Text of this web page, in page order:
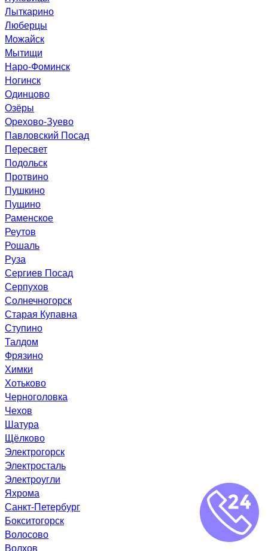
Лыткарино
Люберцы
Можайск
Мытищи
Наро-Фоминск
Ногинск
Одинцово
Озёры
Орехово-Зуево
Павловский Посад
Пересвет
Подольск
Протвино
Пушкино
Пущино
Раменское
Реутов
Рошаль
Руза
Сергиев Посад
Серпухов
Солнечногорск
Старая Купавна
Ступино
Талдом
Фрязино
Химки
Хотьково
Черноголовка
Чехов
Шатура
Щёлково
Электрогорск
Электросталь
Электроугли
Яхрома
Санкт-Петербург
Бокситогорск
Волосово
Волхов